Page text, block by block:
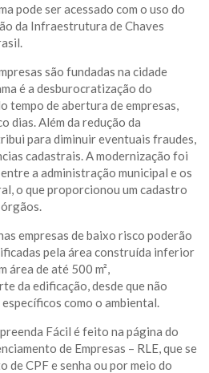
pode ser acessado com o uso do
da Infraestrutura de Chaves
são fundadas na cidade
é a desburocratização do
tempo de abertura de empresas,
dias. Além da redução da
para diminuir eventuais fraudes,
cadastrais. A modernização foi
a administração municipal e os
o que proporcionou um cadastro
empresas de baixo risco poderão
pela área construída inferior
área de até 500 m²,
da edificação, desde que não
como o ambiental.
Fácil é feito na página do
de Empresas – RLE, que se
de CPF e senha ou por meio do